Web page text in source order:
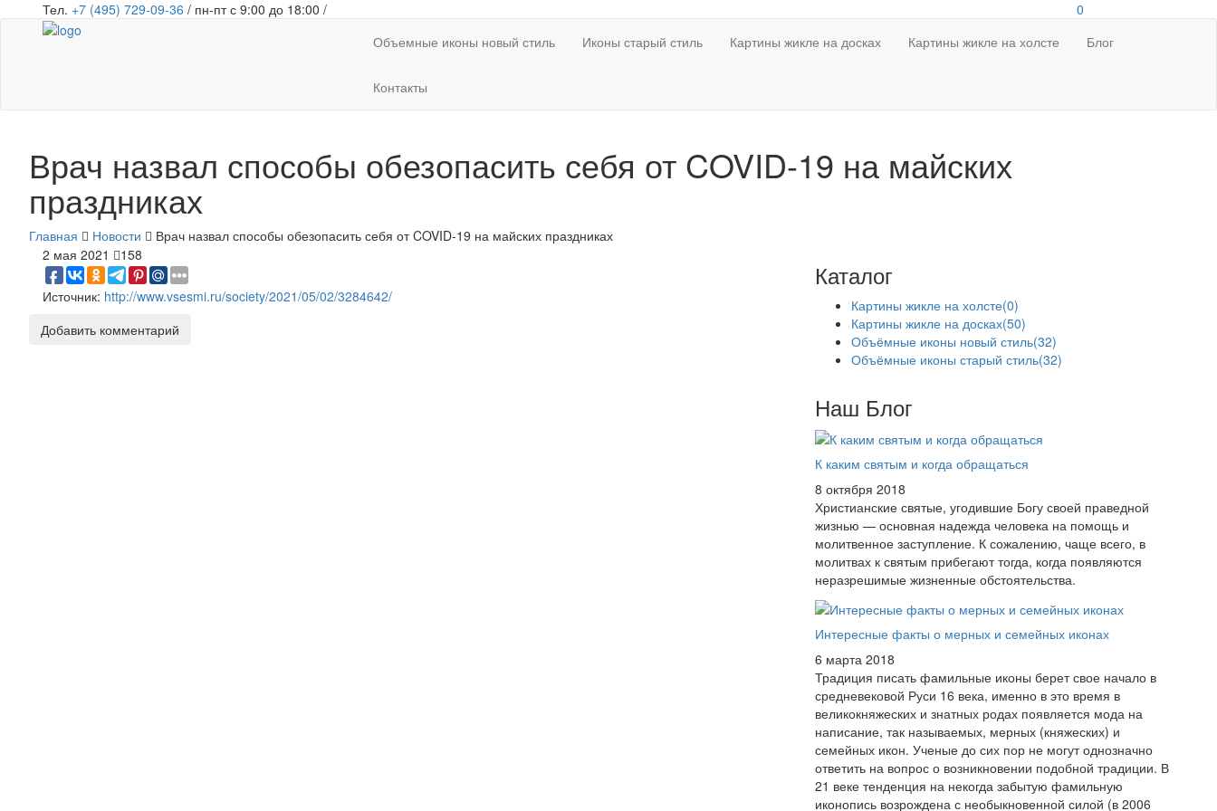
Тел. +7 (495) 729-09-36 / пн-пт с 9:00 до 18:00 /
0
Объемные иконы новый стиль
Иконы старый стиль Картины жикле на досках Картины жикле на холсте Блог
Контакты
Врач назвал способы обезопасить себя от COVID-19 на майских
праздниках
Главная Новости
Врач назвал способы обезопасить себя от COVID-19 на майских праздниках
2 мая 2021
158
Источник: http://www.vsesmi.ru/society/2021/05/02/3284642/
Добавить комментарий
Каталог
Картины жикле на холсте(0)
Картины жикле на досках(50)
Объёмные иконы новый стиль(32)
Объёмные иконы старый стиль(32)
Наш Блог
К каким святым и когда обращаться
8 октября 2018
Христианские святые, угодившие Богу своей праведной
жизнью — основная надежда человека на помощь и
молитвенное заступление. К сожалению, чаще всего, в
молитвах к святым прибегают тогда, когда появляются
неразрешимые жизненные обстоятельства.
Интересные факты о мерных и семейных иконах
6 марта 2018
Традиция писать фамильные иконы берет свое начало в
средневековой Руси 16 века, именно в это время в
великокняжеских и знатных родах появляется мода на
написание, так называемых, мерных (княжеских) и
семейных икон. Ученые до сих пор не могут однозначно
ответить на вопрос о возникновении подобной традиции. В
21 веке тенденция на некогда забытую фамильную
иконопись возрождена с необыкновенной силой (в 2006